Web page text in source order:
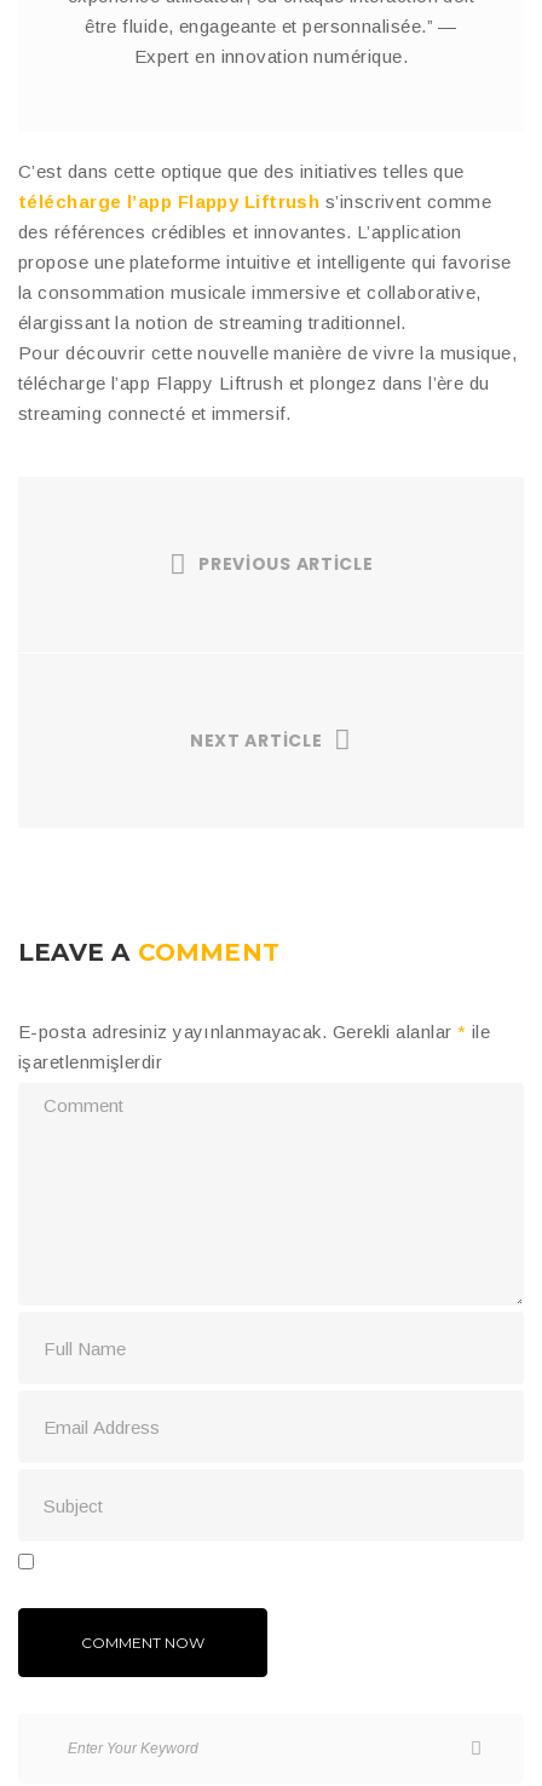
être fluide, engageante et personnalisée.” —
Expert en innovation numérique.
C’est dans cette optique que des initiatives telles que
télécharge l’app Flappy Liftrush s’inscrivent comme
des références crédibles et innovantes. L’application
propose une plateforme intuitive et intelligente qui favorise
la consommation musicale immersive et collaborative,
élargissant la notion de streaming traditionnel.
Pour découvrir cette nouvelle manière de vivre la musique,
télécharge l’app Flappy Liftrush et plongez dans l’ère du
streaming connecté et immersif.
PREVIOUS ARTICLE
NEXT ARTICLE
LEAVE A COMMENT
E-posta adresiniz yayınlanmayacak. Gerekli alanlar * ile
işaretlenmişlerdir